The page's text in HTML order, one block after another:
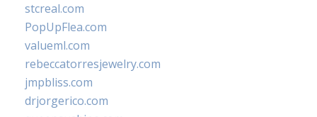
stcreal.com
PopUpFlea.com
valueml.com
rebeccatorresjewelry.com
jmpbliss.com
drjorgerico.com